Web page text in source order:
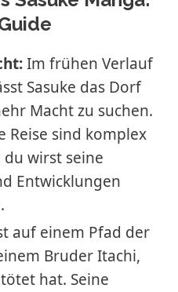
Im frühen Verlauf
Sasuke das Dorf
Macht zu suchen.
Reise sind komplex
wirst seine
Entwicklungen
auf einem Pfad der
Bruder Itachi,
hat. Seine